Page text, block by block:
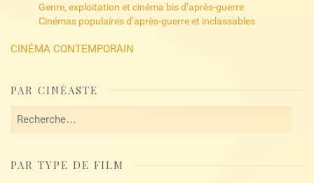
Genre, exploitation et cinéma bis d’après-guerre
Cinémas populaires d’après-guerre et inclassables
CINÉMA CONTEMPORAIN
PAR CINÉASTE
Rechercher :
PAR TYPE DE FILM